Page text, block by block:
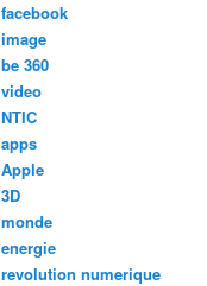
facebook
image
be 360
video
NTIC
apps
Apple
3D
monde
energie
revolution numerique